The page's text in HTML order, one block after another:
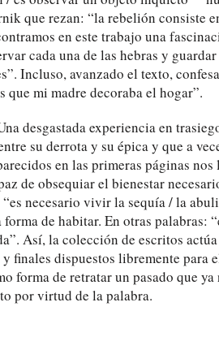
que rezan: “la rebelión consiste
en este trabajo una
cada una de las hebras y
avanzado el texto,
mi madre decoraba el hogar”.
desgastada experiencia en
su derrota y su épica y que a
en las primeras páginas
de obsequiar el bienestar
“es necesario vivir la sequía /
de habitar. En otras palabras:
Así, la colección de escritos
finales dispuestos libremente para
forma de retratar un pasado que ya
por virtud de la palabra.